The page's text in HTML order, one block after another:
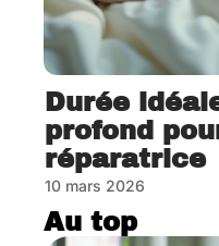
Durée
profond
réparatrice
10 mars 2026
Au top